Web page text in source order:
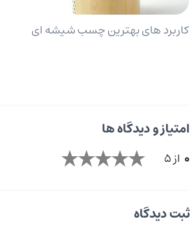
کاربرد های بهترین چسب شیشه ای
امتیاز و دیدگاه ها
0 از 5
ثبت دیدگاه